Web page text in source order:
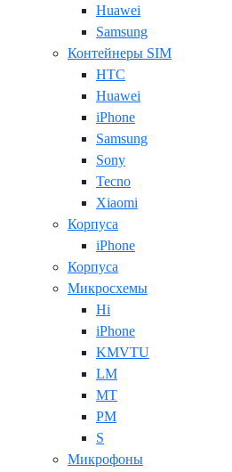
Huawei
Samsung
Контейнеры SIM
HTC
Huawei
iPhone
Samsung
Sony
Tecno
Xiaomi
Корпуса
iPhone
Корпуса
Микросхемы
Hi
iPhone
KMVTU
LM
MT
PM
S
Микрофоны